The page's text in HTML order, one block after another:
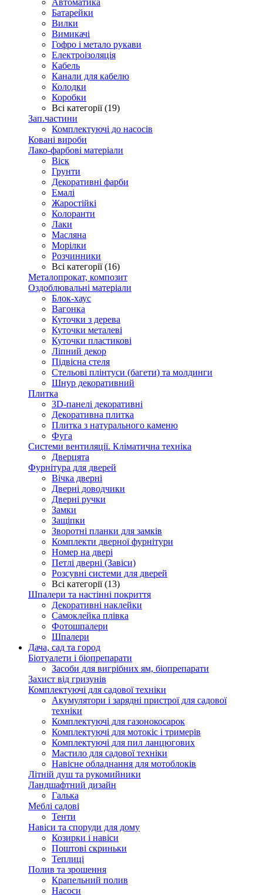
Автоматика
Батарейки
Вилки
Вимикачі
Гофро і метало рукави
Електроізоляція
Кабель
Канали для кабелю
Колодки
Коробки
Всі категорії (19)
Зап.частини
Комплектуючі до насосів
Ковані вироби
Лако-фарбові матеріали
Віск
Грунти
Декоративні фарби
Емалі
Жаростійкі
Колоранти
Лаки
Масляна
Морілки
Розчинники
Всі категорії (16)
Металопрокат, композит
Оздоблювальні матеріали
Блок-хаус
Вагонка
Куточки з дерева
Куточки металеві
Куточки пластикові
Ліпний декор
Підвісна стеля
Стельові плінтуси (багети) та молдинги
Шнур декоративний
Плитка
3D-панелі декоративні
Декоративна плитка
Плитка з натурального каменю
Фуга
Системи вентиляції. Кліматична техніка
Дверцята
Фурнітура для дверей
Вічка дверні
Дверні доводчики
Дверні ручки
Замки
Защіпки
Зворотні планки для замків
Комплекти дверної фурнітури
Номер на двері
Петлі дверні (Завіси)
Розсувні системи для дверей
Всі категорії (13)
Шпалери та настінні покриття
Декоративні наклейки
Самоклейка плівка
Фотошпалери
Шпалери
Дача, сад та город
Біотуалети і біопрепарати
Засоби для вигрібних ям, біопрепарати
Захист від гризунів
Комплектуючі для садової техніки
Акумулятори і зарядні пристрої для садової
техніки
Комплектуючі для газонокосарок
Комплектуючі для мотокіс і тримерів
Комплектуючі для пил ланцюгових
Мастило для садової техніки
Навісне обладнання для мотоблоків
Літній душ та рукомийники
Ландшафтний дизайн
Галька
Меблі садові
Тенти
Навіси та споруди для дому
Козирки і навіси
Поштові скриньки
Теплиці
Полив та зрошення
Крапельний полив
Насоси